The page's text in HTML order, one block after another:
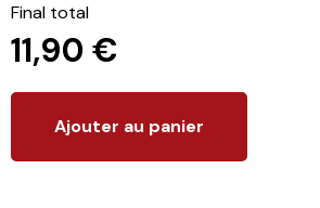
Final total
11,90 €
Ajouter au panier